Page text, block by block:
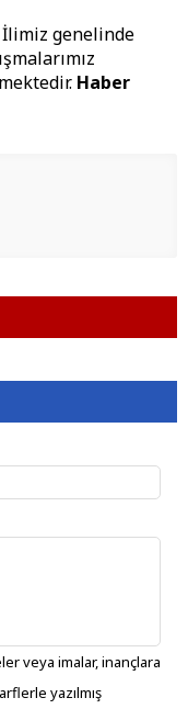
genelinde
Haber
veya imalar, inançlara
yazılmış